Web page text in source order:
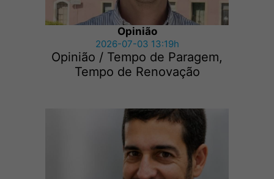
Opinião
2026-07-03 13:19h
Opinião / Tempo de Paragem,
Tempo de Renovação